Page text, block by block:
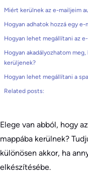
Miért kerülnek az e-mailjeim
Hogyan adhatok hozzá egy
Hogyan lehet megállítani az
Hogyan akadályozhatom
kerüljenek?
Hogyan lehet megállítani a
Related posts:
Elege van abból, hogy
mappába kerülnek?
különösen akkor, ha
elkészítésébe.